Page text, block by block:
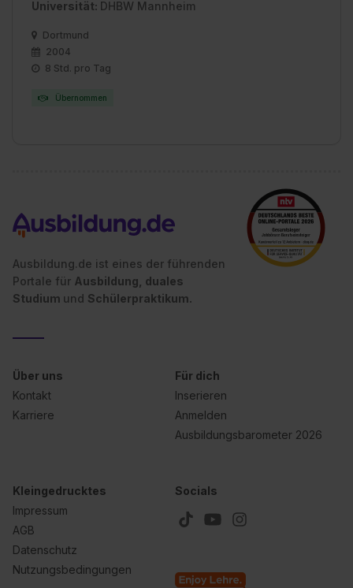
Universität: DHBW Mannheim
Dortmund
2004
8 Std. pro Tag
Übernommen
Ausbildung.de ist eines der führenden
Portale für Ausbildung, duales
Studium und Schülerpraktikum.
Über uns
Kontakt
Karriere
Für dich
Inserieren
Anmelden
Ausbildungsbarometer 2026
Kleingedrucktes
Impressum
AGB
Datenschutz
Nutzungsbedingungen
Socials